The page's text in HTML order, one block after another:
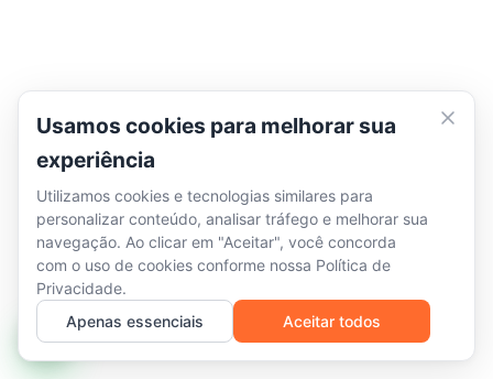
Usamos cookies para melhorar sua
experiência
Utilizamos cookies e tecnologias similares para
personalizar conteúdo, analisar tráfego e melhorar sua
navegação. Ao clicar em "Aceitar", você concorda
com o uso de cookies conforme nossa Política de
Privacidade.
Apenas essenciais
Aceitar todos